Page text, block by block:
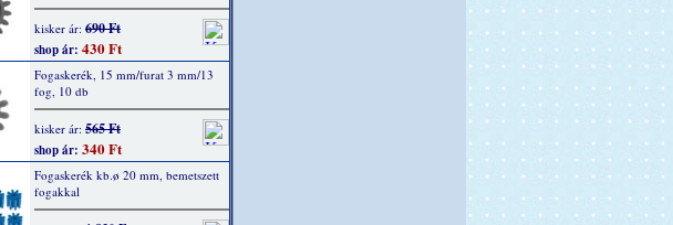
kisker ár: 690 Ft
shop ár: 430 Ft
Fogaskerék, 15 mm/furat 3 mm/13
fog, 10 db
kisker ár: 565 Ft
shop ár: 340 Ft
Fogaskerék kb.ø 20 mm, bemetszett
fogakkal